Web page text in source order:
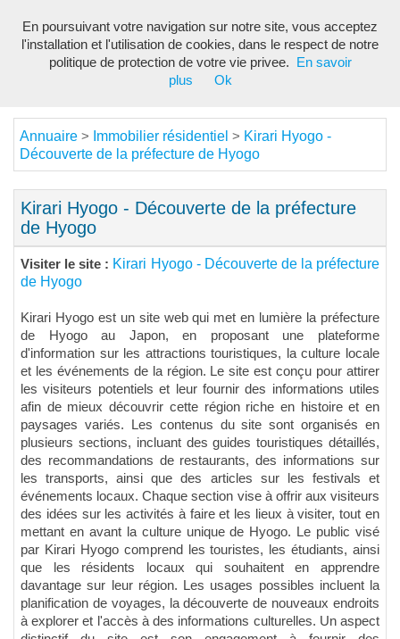
Annuaire > Immobilier résidentiel > Kirari Hyogo -
Découverte de la préfecture de Hyogo
Kirari Hyogo - Découverte de la préfecture
de Hyogo
Visiter le site : Kirari Hyogo - Découverte de la préfecture
de Hyogo
Kirari Hyogo est un site web qui met en lumière la préfecture
de Hyogo au Japon, en proposant une plateforme
d'information sur les attractions touristiques, la culture locale
et les événements de la région. Le site est conçu pour attirer
les visiteurs potentiels et leur fournir des informations utiles
afin de mieux découvrir cette région riche en histoire et en
paysages variés. Les contenus du site sont organisés en
plusieurs sections, incluant des guides touristiques détaillés,
des recommandations de restaurants, des informations sur
les transports, ainsi que des articles sur les festivals et
événements locaux. Chaque section vise à offrir aux visiteurs
des idées sur les activités à faire et les lieux à visiter, tout en
mettant en avant la culture unique de Hyogo. Le public visé
par Kirari Hyogo comprend les touristes, les étudiants, ainsi
que les résidents locaux qui souhaitent en apprendre
davantage sur leur région. Les usages possibles incluent la
planification de voyages, la découverte de nouveaux endroits
à explorer et l'accès à des informations culturelles. Un aspect
En poursuivant votre navigation sur notre site, vous acceptez
l'installation et l'utilisation de cookies, dans le respect de notre
politique de protection de votre vie privee.
En savoir
plus
Ok